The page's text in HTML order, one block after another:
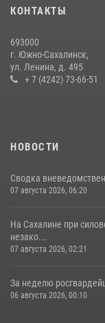
КОНТАКТЫ
693000
г. Южно-Сахалинск,
ул. Ленина, д. 495
+ 7 (4242) 73-66-51
НОВОСТИ
Сводка
07 августа 2026, 06:20
На Сахалине при
незако...
07 августа 2026, 02:21
За неделю
06 августа 2026, 00:10